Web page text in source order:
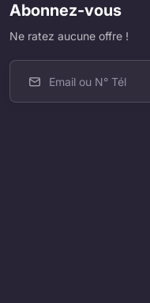
Abonnez-vous
Ne ratez aucune offre !